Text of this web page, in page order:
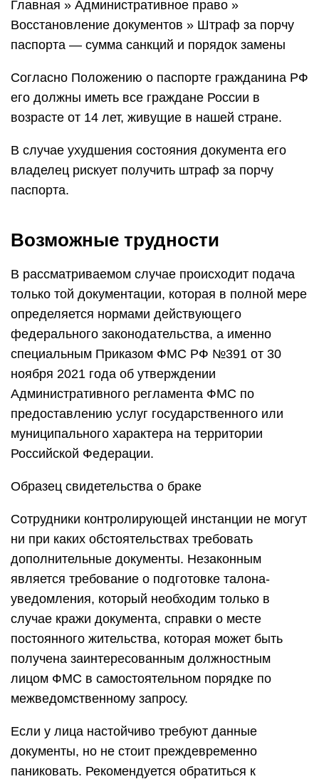
Главная » Административное право »
Восстановление документов » Штраф за порчу
паспорта — сумма санкций и порядок замены
Согласно Положению о паспорте гражданина РФ
его должны иметь все граждане России в
возрасте от 14 лет, живущие в нашей стране.
В случае ухудшения состояния документа его
владелец рискует получить штраф за порчу
паспорта.
Возможные трудности
В рассматриваемом случае происходит подача
только той документации, которая в полной мере
определяется нормами действующего
федерального законодательства, а именно
специальным Приказом ФМС РФ №391 от 30
ноября 2021 года об утверждении
Административного регламента ФМС по
предоставлению услуг государственного или
муниципального характера на территории
Российской Федерации.
Образец свидетельства о браке
Сотрудники контролирующей инстанции не могут
ни при каких обстоятельствах требовать
дополнительные документы. Незаконным
является требование о подготовке талона-
уведомления, который необходим только в
случае кражи документа, справки о месте
постоянного жительства, которая может быть
получена заинтересованным должностным
лицом ФМС в самостоятельном порядке по
межведомственному запросу.
Если у лица настойчиво требуют данные
документы, но не стоит преждевременно
паниковать. Рекомендуется обратиться к